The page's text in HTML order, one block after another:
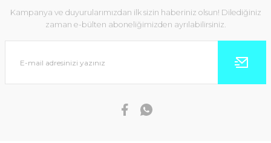
Kampanya ve duyurularımızdan ilk sizin haberiniz olsun! Dilediğiniz
zaman e-bülten aboneliğimizden ayrılabilirsiniz.